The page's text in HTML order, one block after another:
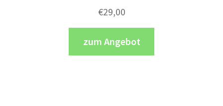
€29,00
zum Angebot